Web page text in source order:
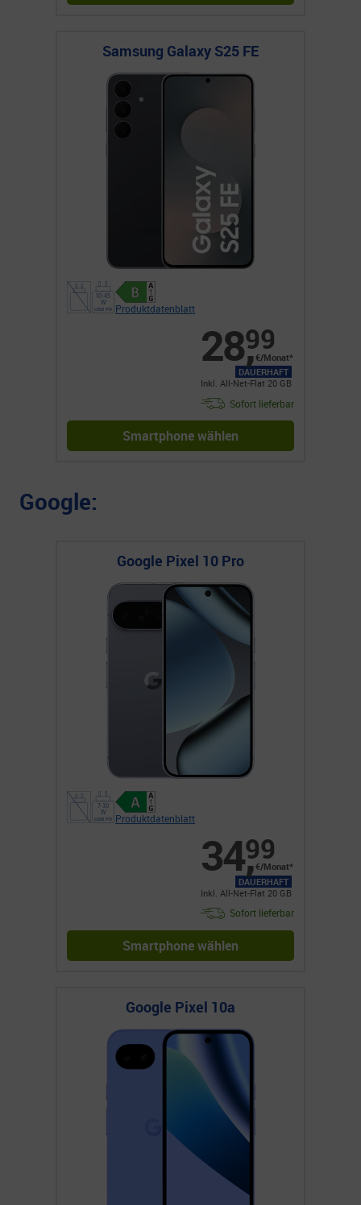
Samsung Galaxy S25 FE
Produktdatenblatt
28,
99
€/Monat*
DAUERHAFT
Inkl. All-Net-Flat 20 GB
Sofort lieferbar
Smartphone wählen
Google:
Google Pixel 10 Pro
Produktdatenblatt
34,
99
€/Monat*
DAUERHAFT
Inkl. All-Net-Flat 20 GB
Sofort lieferbar
Smartphone wählen
Google Pixel 10a